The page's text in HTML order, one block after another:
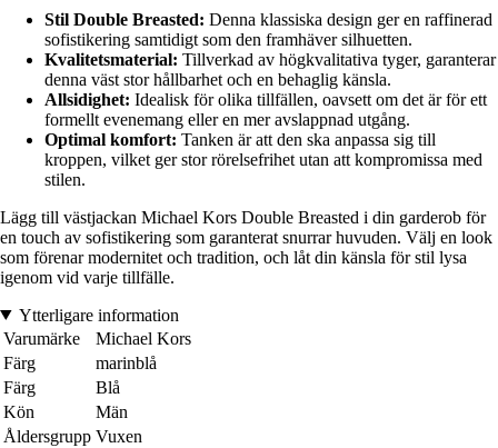
Stil Double Breasted: Denna klassiska design ger en raffinerad
sofistikering samtidigt som den framhäver silhuetten.
Kvalitetsmaterial: Tillverkad av högkvalitativa tyger, garanterar
denna väst stor hållbarhet och en behaglig känsla.
Allsidighet: Idealisk för olika tillfällen, oavsett om det är för ett
formellt evenemang eller en mer avslappnad utgång.
Optimal komfort: Tanken är att den ska anpassa sig till
kroppen, vilket ger stor rörelsefrihet utan att kompromissa med
stilen.
Lägg till västjackan Michael Kors Double Breasted i din garderob för
en touch av sofistikering som garanterat snurrar huvuden. Välj en look
som förenar modernitet och tradition, och låt din känsla för stil lysa
igenom vid varje tillfälle.
Ytterligare information
Varumärke
Michael Kors
Färg
marinblå
Färg
Blå
Kön
Män
Åldersgrupp Vuxen